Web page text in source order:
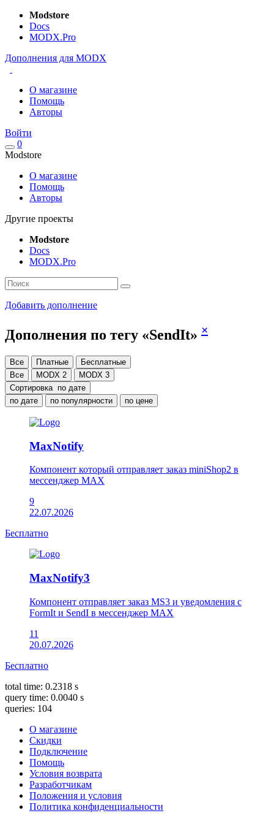
Modstore
Docs
MODX.Pro
Дополнения для MODX
О магазине
Помощь
Авторы
Войти
0
Modstore
О магазине
Помощь
Авторы
Другие проекты
Modstore
Docs
MODX.Pro
Добавить дополнение
Дополнения по тегу «SendIt» ×
Все Платные
Бесплатные
Все
MODX 2
MODX 3
Сортировка по дате
по дате
по популярности по цене
MaxNotify
Компонент который отправляет заказ miniShop2 в
мессенджер MAX
9
22.07.2026
Бесплатно
MaxNotify3
Компонент отправляет заказ MS3 и уведомления с
FormIt и SendI в мессенджер MAX
11
20.07.2026
Бесплатно
total time: 0.2318 s
query time: 0.0040 s
queries: 104
О магазине
Скидки
Подключение
Помощь
Условия возврата
Разработчикам
Положения и условия
Политика конфиденциальности